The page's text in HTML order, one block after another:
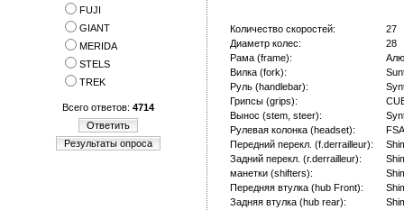
FUJI
GIANT
MERIDA
STELS
TREK
Всего ответов: 4714
Ответить
Результаты опроса
Количество скоростей:
27
Диаметр колес:
28
Рама (frame):
Вилка (fork):
Руль (handlebar):
Грипсы (grips):
Вынос (stem, steer):
Рулевая колонка (headset):
Передний перекл. (f.derrailleur):
Задний перекл. (r.derrailleur):
манетки (shifters):
Передняя втулка (hub Front):
Задняя втулка (hub rear):